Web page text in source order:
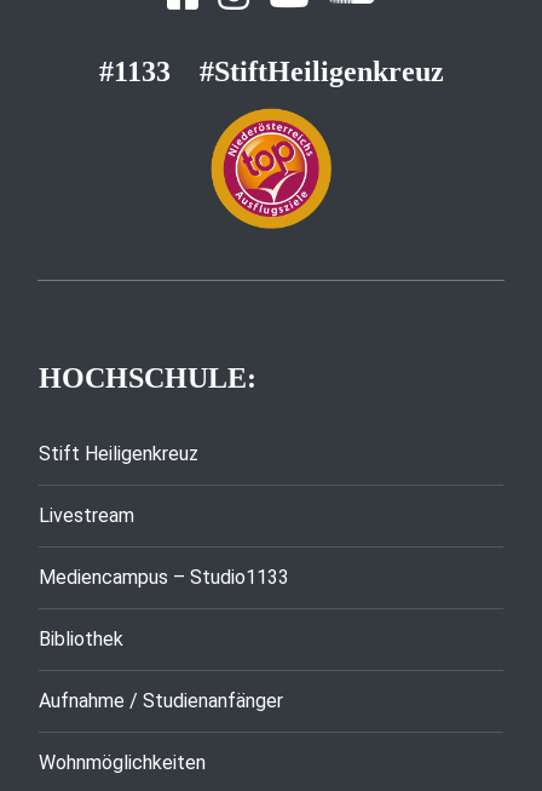
#1133 #StiftHeiligenkreuz
HOCHSCHULE:
Stift Heiligenkreuz
Livestream
Mediencampus – Studio1133
Bibliothek
Aufnahme / Studienanfänger
Wohnmöglichkeiten